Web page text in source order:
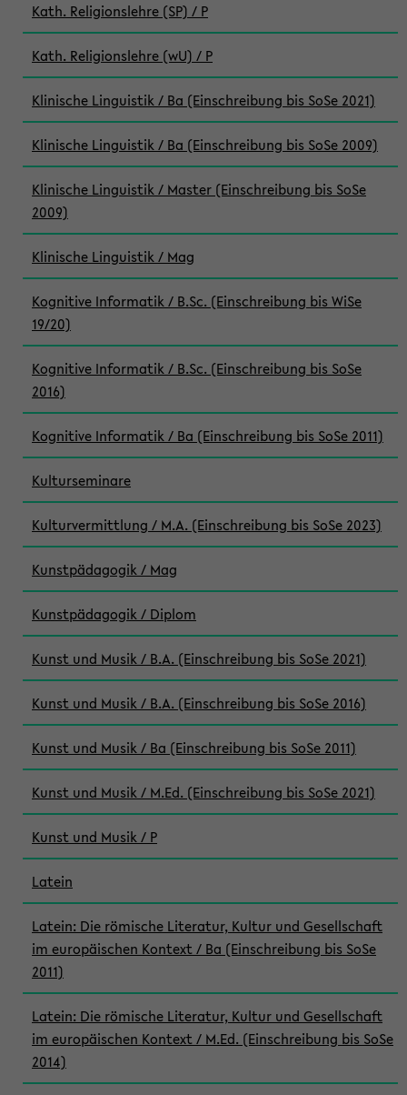
Kath. Religionslehre (SP) / P
Kath. Religionslehre (wU) / P
Klinische Linguistik / Ba (Einschreibung bis SoSe 2021)
Klinische Linguistik / Ba (Einschreibung bis SoSe 2009)
Klinische Linguistik / Master (Einschreibung bis SoSe
2009)
Klinische Linguistik / Mag
Kognitive Informatik / B.Sc. (Einschreibung bis WiSe
19/20)
Kognitive Informatik / B.Sc. (Einschreibung bis SoSe
2016)
Kognitive Informatik / Ba (Einschreibung bis SoSe 2011)
Kulturseminare
Kulturvermittlung / M.A. (Einschreibung bis SoSe 2023)
Kunstpädagogik / Mag
Kunstpädagogik / Diplom
Kunst und Musik / B.A. (Einschreibung bis SoSe 2021)
Kunst und Musik / B.A. (Einschreibung bis SoSe 2016)
Kunst und Musik / Ba (Einschreibung bis SoSe 2011)
Kunst und Musik / M.Ed. (Einschreibung bis SoSe 2021)
Kunst und Musik / P
Latein
Latein: Die römische Literatur, Kultur und Gesellschaft
im europäischen Kontext / Ba (Einschreibung bis SoSe
2011)
Latein: Die römische Literatur, Kultur und Gesellschaft
im europäischen Kontext / M.Ed. (Einschreibung bis SoSe
2014)